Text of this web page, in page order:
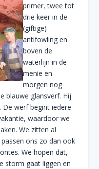
primer, twee tot
drie keer in de
(giftige)
antifowling en
boven de
waterlijn in de
menie en
morgen nog
blauwe glansverf. Hij
werf begint iedere
waardoor we
We zitten al
ons zo dan ook
We hopen dat,
storm gaat liggen en